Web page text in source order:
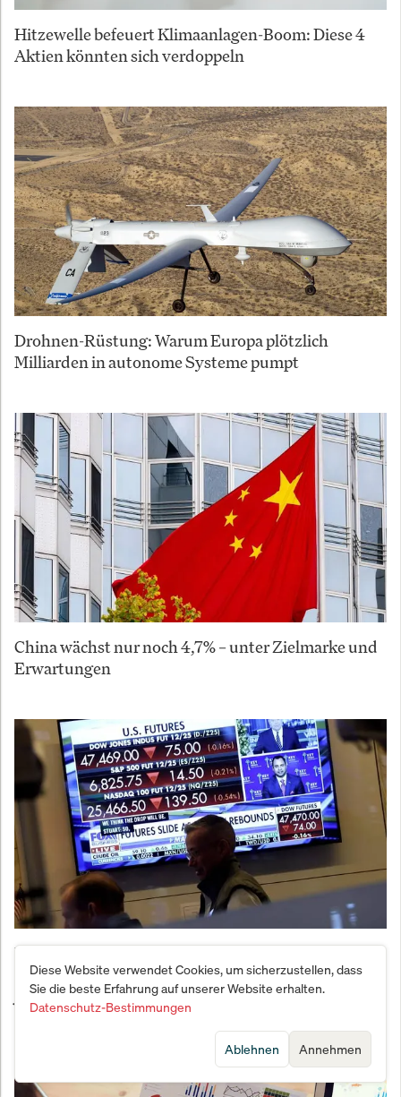
Hitzewelle befeuert Klimaanlagen-Boom: Diese 4
Aktien könnten sich verdoppeln
Drohnen-Rüstung: Warum Europa plötzlich
Milliarden in autonome Systeme pumpt
China wächst nur noch 4,7% – unter Zielmarke und
Erwartungen
Diesel-Schock: US-Futures explodieren nach
Russlands Export-Verbot – größter Anstieg seit 4
Jahren
Diese Website verwendet Cookies, um sicherzustellen, dass
Sie die beste Erfahrung auf unserer Website erhalten.
Datenschutz-Bestimmungen
Annehmen
Ablehnen